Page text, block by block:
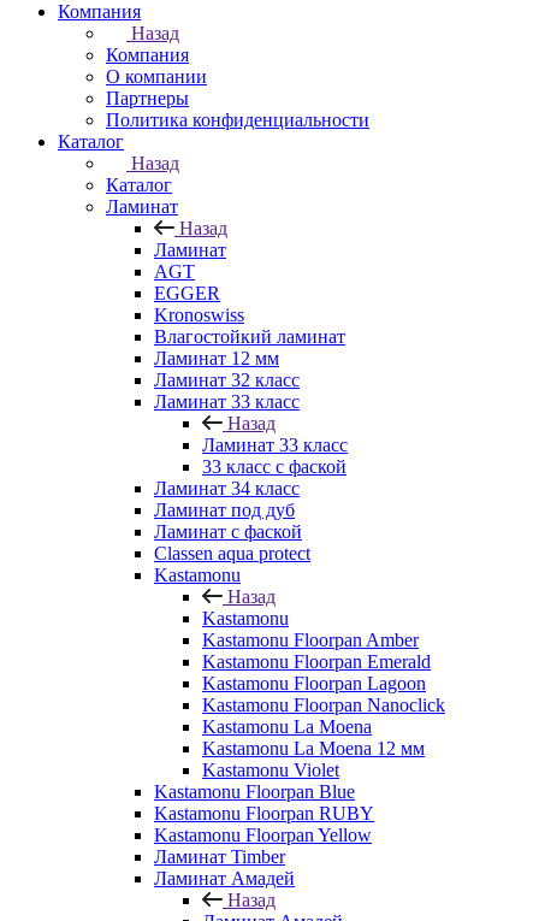
Компания
Назад
Компания
О компании
Партнеры
Политика конфиденциальности
Каталог
Назад
Каталог
Ламинат
Назад
Ламинат
AGT
EGGER
Kronoswiss
Влагостойкий ламинат
Ламинат 12 мм
Ламинат 32 класс
Ламинат 33 класс
Назад
Ламинат 33 класс
33 класс с фаской
Ламинат 34 класс
Ламинат под дуб
Ламинат с фаской
Classen aqua protect
Kastamonu
Назад
Kastamonu
Kastamonu Floorpan Amber
Kastamonu Floorpan Emerald
Kastamonu Floorpan Lagoon
Kastamonu Floorpan Nanoclick
Kastamonu La Moena
Kastamonu La Moena 12 мм
Kastamonu Violet
Kastamonu Floorpan Blue
Kastamonu Floorpan RUBY
Kastamonu Floorpan Yellow
Ламинат Timber
Ламинат Амадей
Назад